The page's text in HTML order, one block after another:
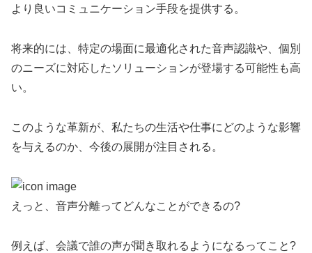
より良いコミュニケーション手段を提供する。
将来的には、特定の場面に最適化された音声認識や、個別
のニーズに対応したソリューションが登場する可能性も高
い。
このような革新が、私たちの生活や仕事にどのような影響
を与えるのか、今後の展開が注目される。
えっと、音声分離ってどんなことができるの?
例えば、会議で誰の声が聞き取れるようになるってこと?